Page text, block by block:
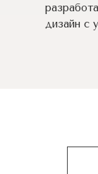
дизайн c